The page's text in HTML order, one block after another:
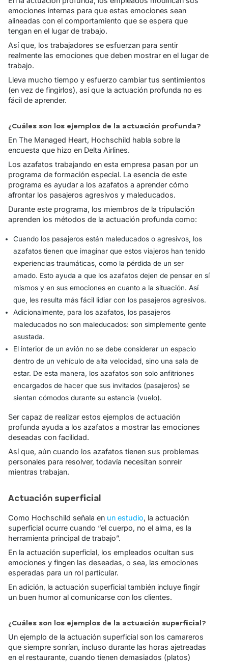
emociones internas para que estas emociones sean
alineadas con el comportamiento que se espera que
tengan en el lugar de trabajo.
Así que, los trabajadores se esfuerzan para sentir
realmente las emociones que deben mostrar en el lugar de
trabajo.
Lleva mucho tiempo y esfuerzo cambiar tus sentimientos
(en vez de fingirlos), así que la actuación profunda no es
fácil de aprender.
¿Cuáles son los ejemplos de la actuación profunda?
En The Managed Heart, Hochschild habla sobre la
encuesta que hizo en Delta Airlines.
Los azafatos trabajando en esta empresa pasan por un
programa de formación especial. La esencia de este
programa es ayudar a los azafatos a aprender cómo
afrontar los pasajeros agresivos y maleducados.
Durante este programa, los miembros de la tripulación
aprenden los métodos de la actuación profunda como:
Cuando los pasajeros están maleducados o agresivos, los
azafatos tienen que imaginar que estos viajeros han tenido
experiencias traumáticas, como la pérdida de un ser
amado. Esto ayuda a que los azafatos dejen de pensar en sí
mismos y en sus emociones en cuanto a la situación. Así
que, les resulta más fácil lidiar con los pasajeros agresivos.
Adicionalmente, para los azafatos, los pasajeros
maleducados no son maleducados: son simplemente gente
asustada.
El interior de un avión no se debe considerar un espacio
dentro de un vehículo de alta velocidad, sino una sala de
estar. De esta manera, los azafatos son solo anfitriones
encargados de hacer que sus invitados (pasajeros) se
sientan cómodos durante su estancia (vuelo).
Ser capaz de realizar estos ejemplos de actuación
profunda ayuda a los azafatos a mostrar las emociones
deseadas con facilidad.
Así que, aún cuando los azafatos tienen sus problemas
personales para resolver, todavía necesitan sonreír
mientras trabajan.
Actuación superficial
Como Hochschild señala en un estudio, la actuación
superficial ocurre cuando “el cuerpo, no el alma, es la
herramienta principal de trabajo”.
En la actuación superficial, los empleados ocultan sus
emociones y fingen las deseadas, o sea, las emociones
esperadas para un rol particular.
En adición, la actuación superficial también incluye fingir
un buen humor al comunicarse con los clientes.
¿Cuáles son los ejemplos de la actuación superficial?
Un ejemplo de la actuación superficial son los camareros
que siempre sonrían, incluso durante las horas ajetreadas
en el restaurante, cuando tienen demasiados (platos)